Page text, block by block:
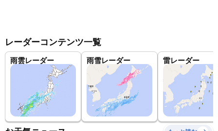
レーダーコンテンツ一覧
雨雲レーダー 雨雪レーダー 雷レーダー